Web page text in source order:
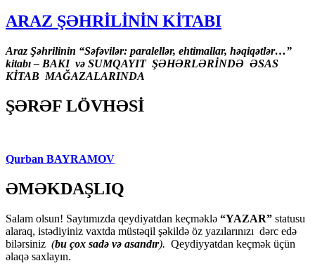
ARAZ ŞƏHRİLİNİN KİTABI
Araz Şəhrilinin “Səfəvilər: paralellər, ehtimallar, həqiqətlər…”
kitabı – BAKI və SUMQAYIT ŞƏHƏRLƏRİNDƏ ƏSAS
KİTAB MAĞAZALARINDA
ŞƏRƏF LÖVHƏSİ
Qurban BAYRAMOV
ƏMƏKDAŞLIQ
Salam olsun! Saytımızda qeydiyatdan keçməklə “YAZAR” statusu
alaraq, istədiyiniz vaxtda müstəqil şəkildə öz yazılarınızı dərc edə
bilərsiniz (bu çox sadə və asandır). Qeydiyyatdan keçmək üçün
əlaqə saxlayın.